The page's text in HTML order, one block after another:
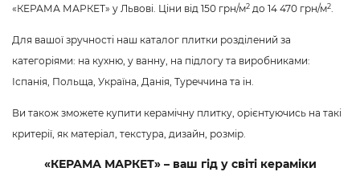
«КЕРАМА МАРКЕТ» у Львові. Ціни від 150 грн/м2 до 14 470 грн/м2.
Для вашої зручності наш каталог плитки розділений за
категоріями: на кухню, у ванну, на підлогу та виробниками:
Іспанія, Польща, Україна, Данія, Туреччина та ін.
Ви також зможете купити керамічну плитку, орієнтуючись на такі
критерії, як матеріал, текстура, дизайн, розмір.
«КЕРАМА МАРКЕТ» – ваш гід у світі кераміки